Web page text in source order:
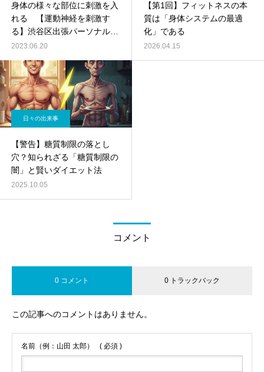
身体の様々な部位に刺激を入
れる 【運動神経を刺激す
る】渋谷区出張パーソナルト
レーニング
2023.06.20
【第1回】フィットネスの本
質は「身体システムの最適
化」である
2026.04.15
日々の出来事
【警告】糖質制限の落とし
穴？知られざる「糖質制限の
闇」と賢いダイエット法
2025.10.05
コメント
0 コメント 0 トラックバック
この記事へのコメントはありません。
名前（例：山田 太郎） ( 必須 )